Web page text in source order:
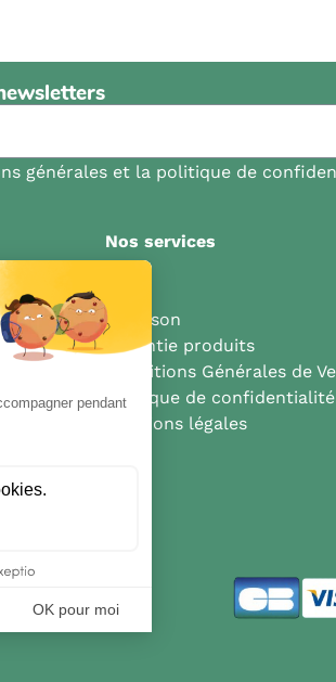
générales et la politique de
Nos services
Livraison
Garantie produits
Conditions Générales de
Politique de confidentialité
Mentions légales